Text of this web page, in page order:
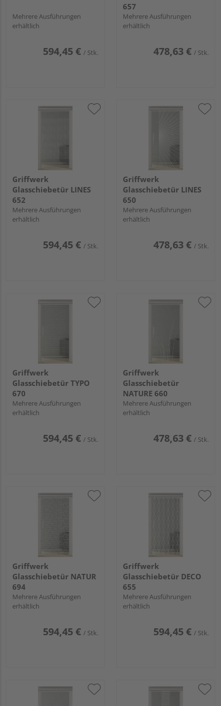
Mehrere Ausführungen
erhältlich
594,45 € / Stk.
657
Mehrere Ausführungen
erhältlich
478,63 € / Stk.
Griffwerk
Glasschiebetür LINES
652
Mehrere Ausführungen
erhältlich
594,45 € / Stk.
Griffwerk
Glasschiebetür LINES
650
Mehrere Ausführungen
erhältlich
478,63 € / Stk.
Griffwerk
Glasschiebetür TYPO
670
Mehrere Ausführungen
erhältlich
594,45 € / Stk.
Griffwerk
Glasschiebetür
NATURE 660
Mehrere Ausführungen
erhältlich
478,63 € / Stk.
Griffwerk
Glasschiebetür NATUR
694
Mehrere Ausführungen
erhältlich
594,45 € / Stk.
Griffwerk
Glasschiebetür DECO
655
Mehrere Ausführungen
erhältlich
594,45 € / Stk.